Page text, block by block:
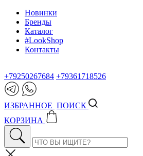
Новинки
Бренды
Каталог
#LookShop
Контакты
+79250267684 +79361718526
ИЗБРАННОЕ ПОИСК
КОРЗИНА